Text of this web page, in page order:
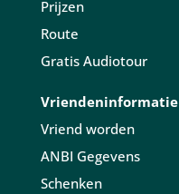
Prijzen
Route
Gratis Audiotour
Vriendeninformatie
Vriend worden
ANBI Gegevens
Schenken